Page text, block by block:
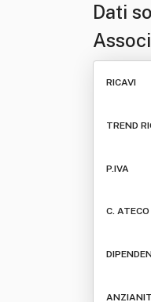
Dati
RICAVI
TREND
P.IVA
C. ATECO